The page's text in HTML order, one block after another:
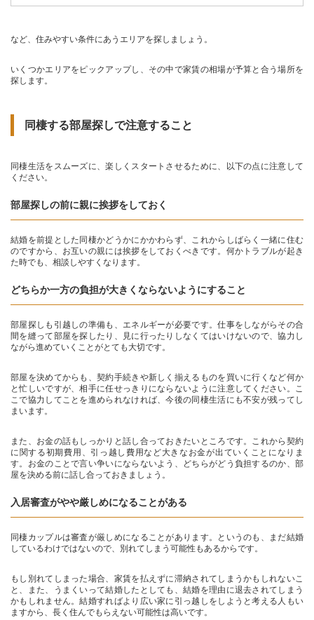
など、住みやすい条件にあうエリアを探しましょう。
いくつかエリアをピックアップし、その中で家賃の相場が予算と合う場所を
探します。
同棲する部屋探しで注意すること
同棲生活をスムーズに、楽しくスタートさせるために、以下の点に注意して
ください。
部屋探しの前に親に挨拶をしておく
結婚を前提とした同棲かどうかにかかわらず、これからしばらく一緒に住む
のですから、お互いの親には挨拶をしておくべきです。何かトラブルが起き
た時でも、相談しやすくなります。
どちらか一方の負担が大きくならないようにすること
部屋探しも引越しの準備も、エネルギーが必要です。仕事をしながらその合
間を縫って部屋を探したり、見に行ったりしなくてはいけないので、協力し
ながら進めていくことがとても大切です。
部屋を決めてからも、契約手続きや新しく揃えるものを買いに行くなど何か
と忙しいですが、相手に任せっきりにならないように注意してください。こ
こで協力してことを進められなければ、今後の同棲生活にも不安が残ってし
まいます。
また、お金の話もしっかりと話し合っておきたいところです。これから契約
に関する初期費用、引っ越し費用など大きなお金が出ていくことになりま
す。お金のことで言い争いにならないよう、どちらがどう負担するのか、部
屋を決める前に話し合っておきましょう。
入居審査がやや厳しめになることがある
同棲カップルは審査が厳しめになることがあります。というのも、まだ結婚
しているわけではないので、別れてしまう可能性もあるからです。
もし別れてしまった場合、家賃を払えずに滞納されてしまうかもしれないこ
と、また、うまくいって結婚したとしても、結婚を理由に退去されてしまう
かもしれません。結婚すればより広い家に引っ越しをしようと考える人もい
ますから、長く住んでもらえない可能性は高いです。